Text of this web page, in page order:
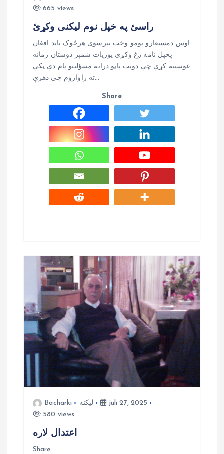
665 views
راسئ په خپل نوم لیکنی وکړئ
اوس دمستعارو نومو وخت تېرسوی هرڅوک بايد افغان
پخپل نامه ږغ وکړي يوزيات شمېر دوستان زمانه
غوښتنه کړې چې دويب پاڼو درانه مسؤلينو پام دې ټکې
ته راواړوم چي دهرې…
Share
Bacharki لیکنه
juli 27, 2025
580 views
اعتدال لاره
Share